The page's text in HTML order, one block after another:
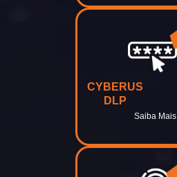
CYBERUS
DLP
Saiba Mais